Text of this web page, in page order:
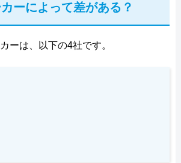
ーによって差がある？
ーは、以下の4社です。